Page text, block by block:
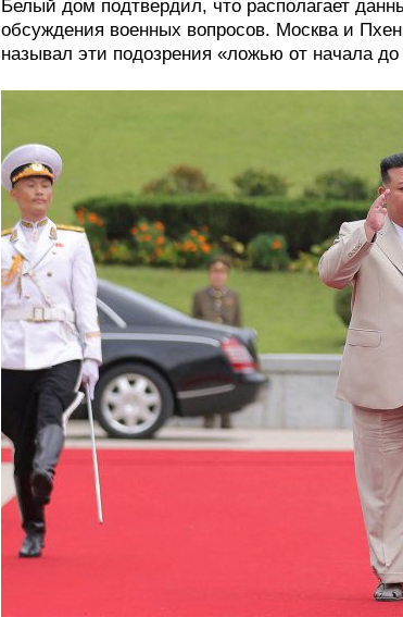
Белый дом подтвердил, что располагает
обсуждения военных вопросов. Москва и
называл эти подозрения «ложью от начала до